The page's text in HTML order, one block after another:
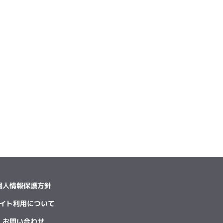
人情報保護方針
ト利用について
お問い合わせ